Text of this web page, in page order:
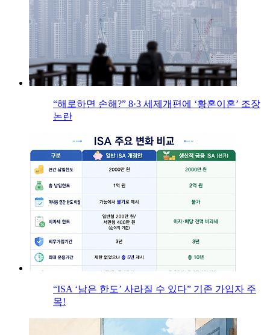
“해로하면 손해?” 8·3 세제개편에 ‘황혼이혼’ 조장
논란
“ISA ‘남은 한도’ 사라질 수 있다” 기존 가입자 주
목!